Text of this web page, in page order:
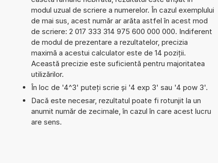
modul uzual de scriere a numerelor. În cazul exemplului
de mai sus, acest număr ar arăta astfel în acest mod
de scriere: 2 017 333 314 975 600 000 000. Indiferent
de modul de prezentare a rezultatelor, precizia
maximă a acestui calculator este de 14 poziții.
Această precizie este suficientă pentru majoritatea
utilizărilor.
În loc de '4^3' puteți scrie și '4 exp 3' sau '4 pow 3'.
Dacă este necesar, rezultatul poate fi rotunjit la un
anumit număr de zecimale, în cazul în care acest lucru
are sens.